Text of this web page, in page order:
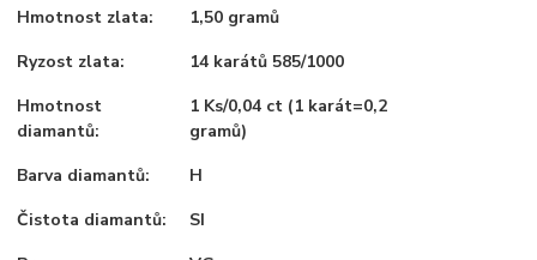
Hmotnost zlata:
1,50 gramů
Ryzost zlata:
14 karátů 585/1000
Hmotnost
diamantů:
1 Ks/0,04 ct (1 karát=0,2
gramů)
Barva diamantů:
H
Čistota diamantů:
SI